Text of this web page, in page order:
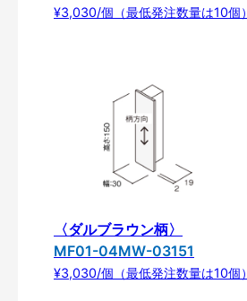
¥3,030/個（最低発注数量は10個）
〈ダルブラウン柄〉
MF01-04MW-03151
¥3,030/個（最低発注数量は10個）